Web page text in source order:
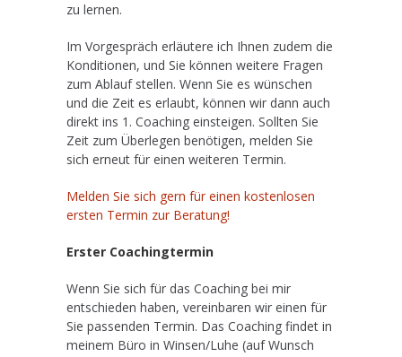
zu lernen.
Im Vorgespräch erläutere ich Ihnen zudem die
Konditionen, und Sie können weitere Fragen
zum Ablauf stellen. Wenn Sie es wünschen
und die Zeit es erlaubt, können wir dann auch
direkt ins 1. Coaching einsteigen. Sollten Sie
Zeit zum Überlegen benötigen, melden Sie
sich erneut für einen weiteren Termin.
Melden Sie sich gern für einen kostenlosen
ersten Termin zur Beratung!
Erster Coachingtermin
Wenn Sie sich für das Coaching bei mir
entschieden haben, vereinbaren wir einen für
Sie passenden Termin. Das Coaching findet in
meinem Büro in Winsen/Luhe (auf Wunsch